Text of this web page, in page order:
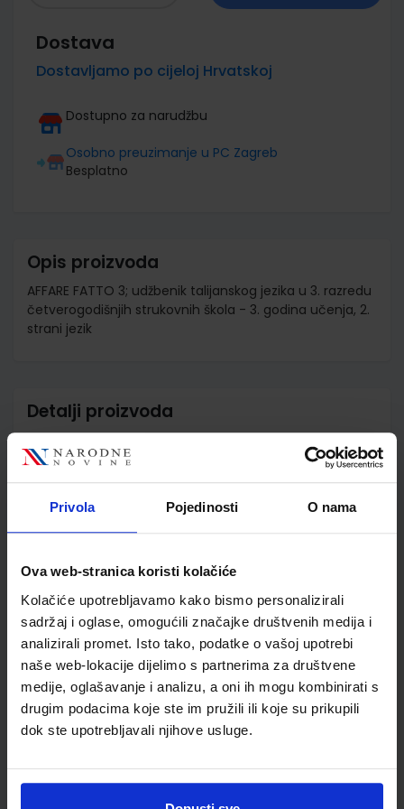
Privola Pojedinosti O nama
Ova web-stranica koristi kolačiće
Kolačiće upotrebljavamo kako bismo personalizirali
sadržaj i oglase, omogućili značajke društvenih medija i
analizirali promet. Isto tako, podatke o vašoj upotrebi
naše web-lokacije dijelimo s partnerima za društvene
medije, oglašavanje i analizu, a oni ih mogu kombinirati s
drugim podacima koje ste im pružili ili koje su prikupili
dok ste upotrebljavali njihove usluge.
Dostava
Dostavljamo po cijeloj Hrvatskoj
Dostupno za narudžbu
Osobno preuzimanje u PC Zagreb
Besplatno
Opis proizvoda
AFFARE FATTO 3; udžbenik talijanskog jezika u 3. razredu
četverogodišnjih strukovnih škola - 3. godina učenja, 2.
strani jezik
Detalji proizvoda
Jedinična mjera
Autor
Milvia Marić-Kos
Školski razred
Vrsta školske knjige
UDŽBENIK
Nastavni predmet
TALIJANSKI JEZIK
Reg br min
5433